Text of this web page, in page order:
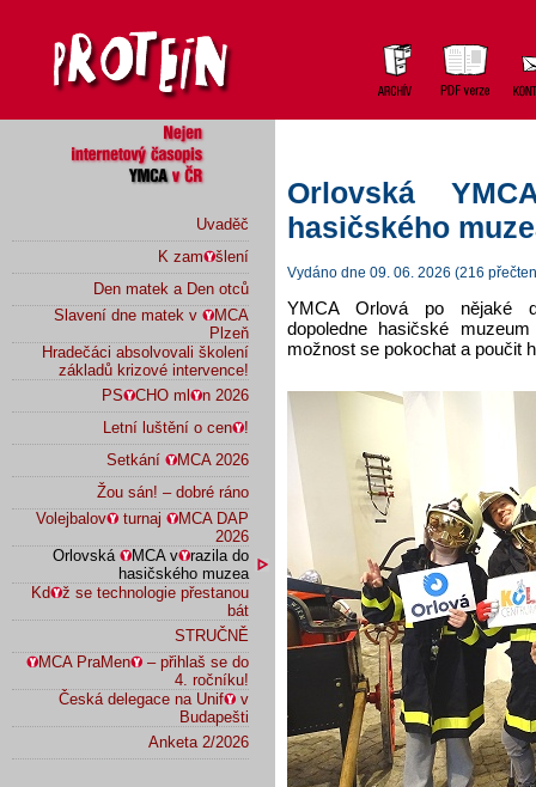
Uvaděč
K zam
šlení
Den matek a Den otců
Slavení dne matek v
MCA
Plzeň
Hradečáci absolvovali školení
základů krizové intervence!
PS
CHO ml
n 2026
Letní luštění o cen
!
Setkání
MCA 2026
Žou sán! – dobré ráno
Volejbalov
turnaj
MCA DAP
2026
Orlovská
MCA v
razila do
hasičského muzea
Kd
ž se technologie přestanou
bát
STRUČNĚ
MCA PraMen
– přihlaš se do
4. ročníku!
Česká delegace na Unif
v
Budapešti
Anketa 2/2026
Orlovská
hasičského
Vydáno dne 09. 06. 2026 (216
YMCA Orlová po nějaké
dopoledne hasičské
možnost se pokochat a poučit